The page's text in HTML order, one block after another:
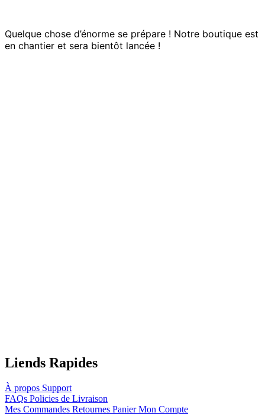
Quelque chose d’énorme se prépare ! Notre boutique est
en chantier et sera bientôt lancée !
Liends Rapides
À propos Support
FAQs Policies de Livraison
Mes Commandes Retournes Panier Mon Compte